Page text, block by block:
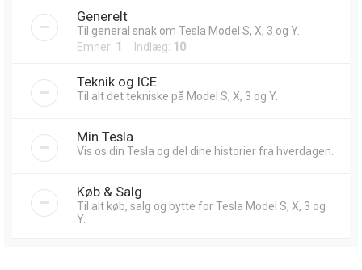
Generelt
Til general snak om Tesla Model S, X, 3 og Y.
Emner: 1 Indlæg: 10
Teknik og ICE
Til alt det tekniske på Model S, X, 3 og Y.
Min Tesla
Vis os din Tesla og del dine historier fra hverdagen.
Køb & Salg
Til alt køb, salg og bytte for Tesla Model S, X, 3 og
Y.